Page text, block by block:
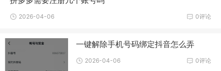
0评论
2026-04-06
一键解除手机号码绑定抖音怎么弄
0评论
2026-04-06